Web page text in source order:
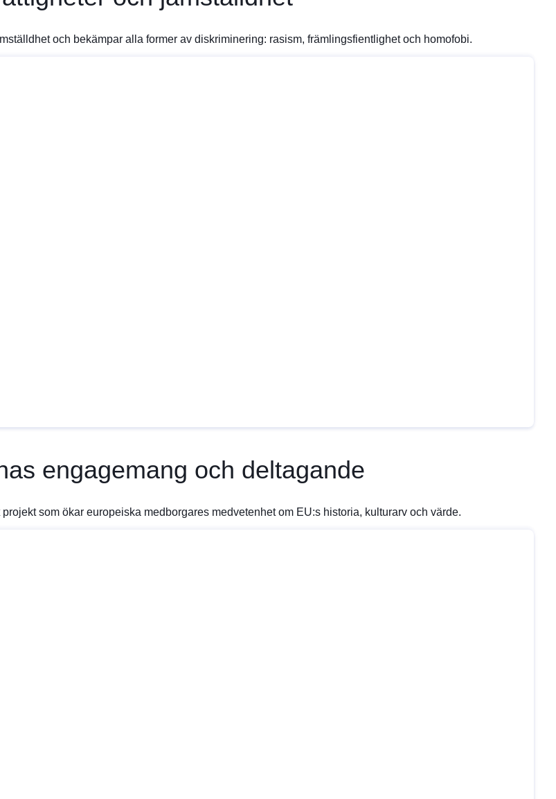
och bekämpar alla former av diskriminering: rasism, främlingsfientlighet och homofobi.
engagemang och deltagande
som ökar europeiska medborgares medvetenhet om EU:s historia, kulturarv och värde.